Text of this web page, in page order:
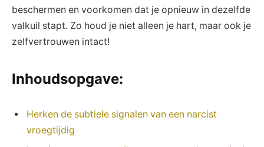
beschermen en voorkomen dat je opnieuw in dezelfde
⁣valkuil stapt. Zo ​houd je ​niet alleen ⁤je hart, maar ⁤ook je
zelfvertrouwen‍ intact!
Inhoudsopgave:
Herken‌ de subtiele signalen van een narcist
vroegtijdig